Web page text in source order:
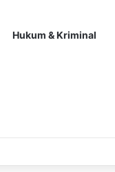
Hukum & Kriminal